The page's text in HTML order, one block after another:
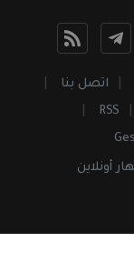
اتصل بنا
RSS